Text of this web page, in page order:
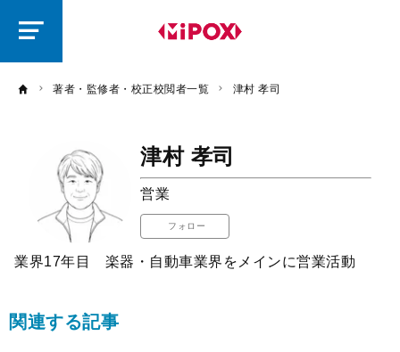
著者・監修者・校正校閲者一覧 津村 孝司
津村 孝司
営業
フォロー
業界17年目 楽器・自動車業界をメインに営業活動
関連する記事